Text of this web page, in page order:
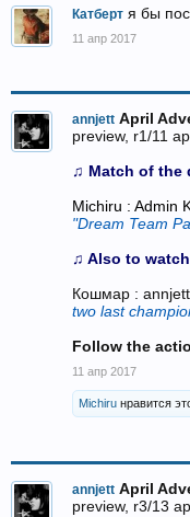
Катберт я бы
11 апр 2017
annjett April
preview, r1/11
♫ Match of the
Michiru : Admin
"Dream Team
♫ Also to watch
Кошмар : annjett
two last
Follow the
11 апр 2017
Michiru нравится
annjett April
preview, r3/13